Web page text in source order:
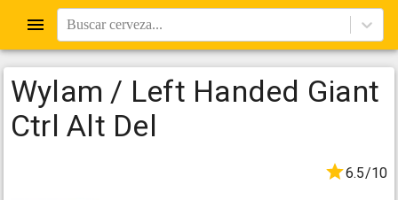
Buscar cerveza...
Wylam / Left Handed Giant
Ctrl Alt Del
6.5/10